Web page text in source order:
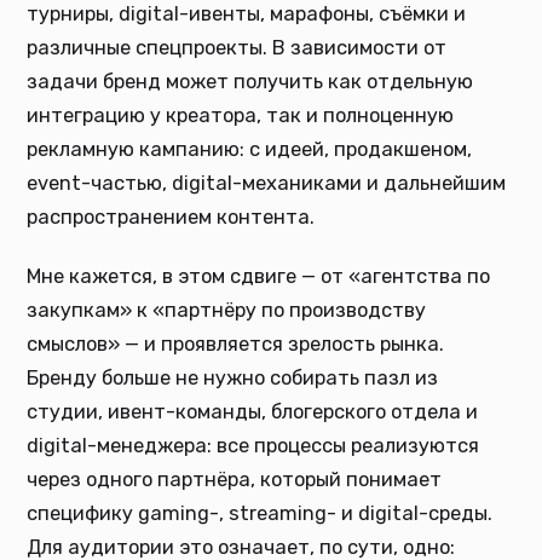
турниры, digital-ивенты, марафоны, съёмки и
различные спецпроекты. В зависимости от
задачи бренд может получить как отдельную
интеграцию у креатора, так и полноценную
рекламную кампанию: с идеей, продакшеном,
event-частью, digital-механиками и дальнейшим
распространением контента.
Мне кажется, в этом сдвиге — от «агентства по
закупкам» к «партнёру по производству
смыслов» — и проявляется зрелость рынка.
Бренду больше не нужно собирать пазл из
студии, ивент-команды, блогерского отдела и
digital-менеджера: все процессы реализуются
через одного партнёра, который понимает
специфику gaming-, streaming- и digital-среды.
Для аудитории это означает, по сути, одно: